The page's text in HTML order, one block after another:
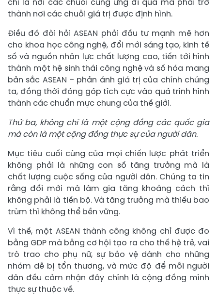
thành nơi các chuỗi giá trị được định hình.
Điều đó đòi hỏi ASEAN phải đầu tư mạnh mẽ hơn
cho khoa học công nghệ, đổi mới sáng tạo, kinh tế
số và nguồn nhân lực chất lượng cao, tiến tới hình
thành một hệ sinh thái công nghệ và số hóa mang
bản sắc ASEAN – phản ánh giá trị của chính chúng
ta, đồng thời đóng góp tích cực vào quá trình hình
thành các chuẩn mực chung của thế giới.
Thứ ba, không chỉ là một cộng đồng các quốc gia
mà còn là một cộng đồng thực sự của người dân.
Mục tiêu cuối cùng của mọi chiến lược phát triển
không phải là những con số tăng trưởng mà là
chất lượng cuộc sống của người dân. Chúng ta tin
rằng đổi mới mà làm gia tăng khoảng cách thì
không phải là tiến bộ. Và tăng trưởng mà thiếu bao
trùm thì không thể bền vững.
Vì thế, một ASEAN thành công không chỉ được đo
bằng GDP mà bằng cơ hội tạo ra cho thế hệ trẻ, vai
trò trao cho phụ nữ, sự bảo vệ dành cho những
nhóm dễ bị tổn thương, và mức độ để mỗi người
dân đều cảm nhận đây chính là cộng đồng mình
thực sự thuộc về.